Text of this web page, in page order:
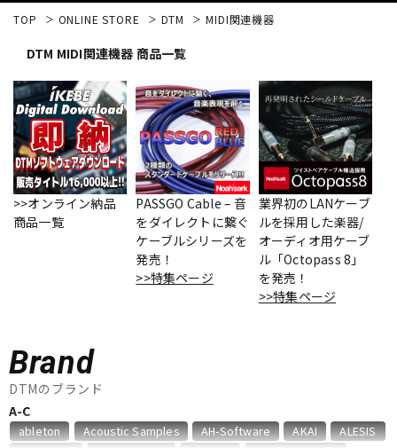
エレキギター アコギ/エレアコ
ベース ウクレレ
パーカッション
管楽器
アンプ エフェクター
TOP ONLINE STORE DTM MIDI関連機器
DTM MIDI関連機器 商品一覧
>>オンライン納品
商品一覧
PASSGO Cable – 音
をダイレクトに繋ぐ
ケーブルシリーズを
発売！
>>特集ページ
業界初のLANケーブ
ルを採用した楽器/
オーディオ用ケーブ
ル「Octopass 8」
を発売！
>>特集ページ
Brand
DTMのブランド
A-C
ableton Acoustic Samples AH-Software AKAI
ALESIS